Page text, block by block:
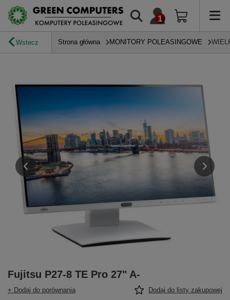
Wstecz Strona główna MONITORY POLEASINGOWE
Fujitsu P27-8 TE Pro 27" A-
+ Dodaj do porównania Dodaj do listy zakupowej